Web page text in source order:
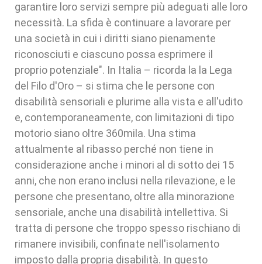
garantire loro servizi sempre più adeguati alle loro
necessità. La sfida è continuare a lavorare per
una società in cui i diritti siano pienamente
riconosciuti e ciascuno possa esprimere il
proprio potenziale". In Italia – ricorda la la Lega
del Filo d'Oro – si stima che le persone con
disabilità sensoriali e plurime alla vista e all'udito
e, contemporaneamente, con limitazioni di tipo
motorio siano oltre 360mila. Una stima
attualmente al ribasso perché non tiene in
considerazione anche i minori al di sotto dei 15
anni, che non erano inclusi nella rilevazione, e le
persone che presentano, oltre alla minorazione
sensoriale, anche una disabilità intellettiva. Si
tratta di persone che troppo spesso rischiano di
rimanere invisibili, confinate nell'isolamento
imposto dalla propria disabilità. In questo